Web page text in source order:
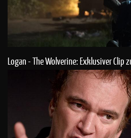
Logan - The Wolverine: Exklusiver Clip